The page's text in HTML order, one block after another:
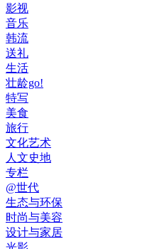
影视
音乐
韩流
送礼
生活
壮龄go!
特写
美食
旅行
文化艺术
人文史地
专栏
@世代
生态与环保
时尚与美容
设计与家居